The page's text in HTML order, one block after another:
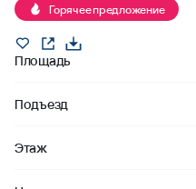
Горячее предложение
Площадь
Подъезд
Этаж